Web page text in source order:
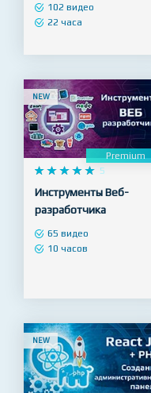
102 видео
22 часа
NEW
Premium
    
     5
Инструменты Веб-
разработчика
65 видео
10 часов
NEW